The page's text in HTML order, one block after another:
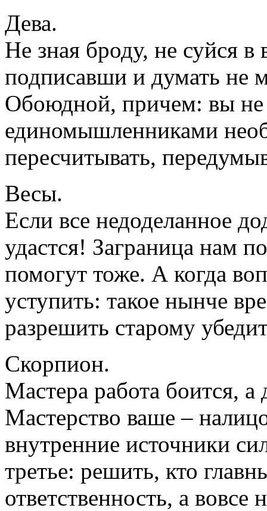
Дева.
Не зная броду, не суйся
подписавши и думать не
Обоюдной, причем: вы
единомышленниками
пересчитывать,
Весы.
Если все недоделанное
удастся! Заграница нам
помогут тоже. А когда
уступить: такое нынче
разрешить старому
Скорпион.
Мастера работа боится, а
Мастерство ваше –
внутренние источники
третье: решить, кто
ответственность, а вовсе